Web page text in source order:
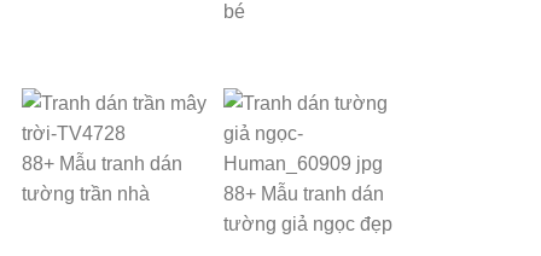
bé
88+ Mẫu tranh dán
tường trần nhà
88+ Mẫu tranh dán
tường giả ngọc đẹp